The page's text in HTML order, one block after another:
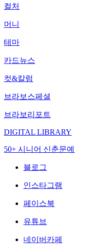
컬처
머니
테마
카드뉴스
컷&칼럼
브라보스페셜
브라보리포트
DIGITAL LIBRARY
50+ 시니어 신춘문예
블로그
인스타그램
페이스북
유튜브
네이버카페